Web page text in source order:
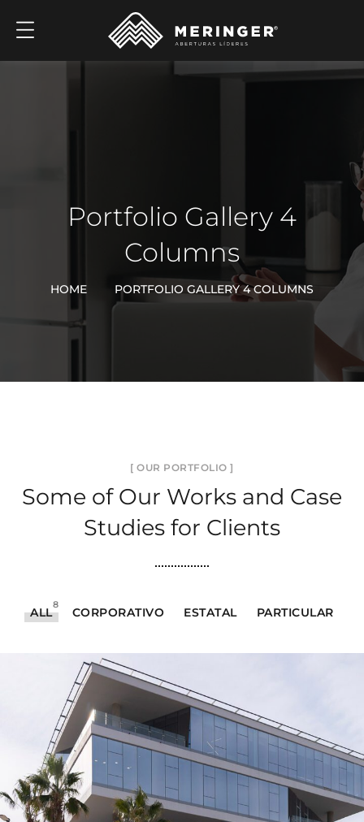
Portfolio Gallery 4
Columns
HOME PORTFOLIO GALLERY 4 COLUMNS
[ OUR PORTFOLIO ]
Some of Our Works and Case
Studies for Clients
ALL
8
CORPORATIVO ESTATAL PARTICULAR